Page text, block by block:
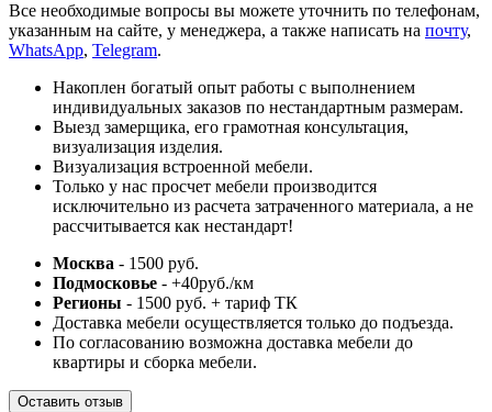
Все необходимые вопросы вы можете уточнить по телефонам,
указанным на сайте, у менеджера, а также написать на почту,
WhatsApp, Telegram.
Накоплен богатый опыт работы с выполнением
индивидуальных заказов по нестандартным размерам.
Выезд замерщика, его грамотная консультация,
визуализация изделия.
Визуализация встроенной мебели.
Только у нас просчет мебели производится
исключительно из расчета затраченного материала, а не
рассчитывается как нестандарт!
Москва - 1500 руб.
Подмосковье - +40руб./км
Регионы - 1500 руб. + тариф ТК
Доставка мебели осуществляется только до подъезда.
По согласованию возможна доставка мебели до
квартиры и сборка мебели.
Оставить отзыв